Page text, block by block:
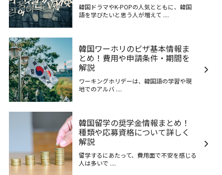
韓国ドラマやK-POPの人気とともに、韓国
語を学びたいと思う人が増えて ....
韓国ワーホリのビザ基本情報ま
とめ！費用や申請条件・期間を
解説
ワーキングホリデーは、韓国語の学習や現
地でのアルバ ....
韓国留学の奨学金情報まとめ！
種類や応募資格について詳しく
解説
留学するにあたって、費用面で不安を感じる
人は多いで ....